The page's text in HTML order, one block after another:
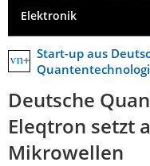
Elektronik
Start-up aus
Deutsche
Eleqtron setzt
Mikrowellen